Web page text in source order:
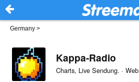
Germany >
Kappa-Radio
Charts, Live Sendung. · Web